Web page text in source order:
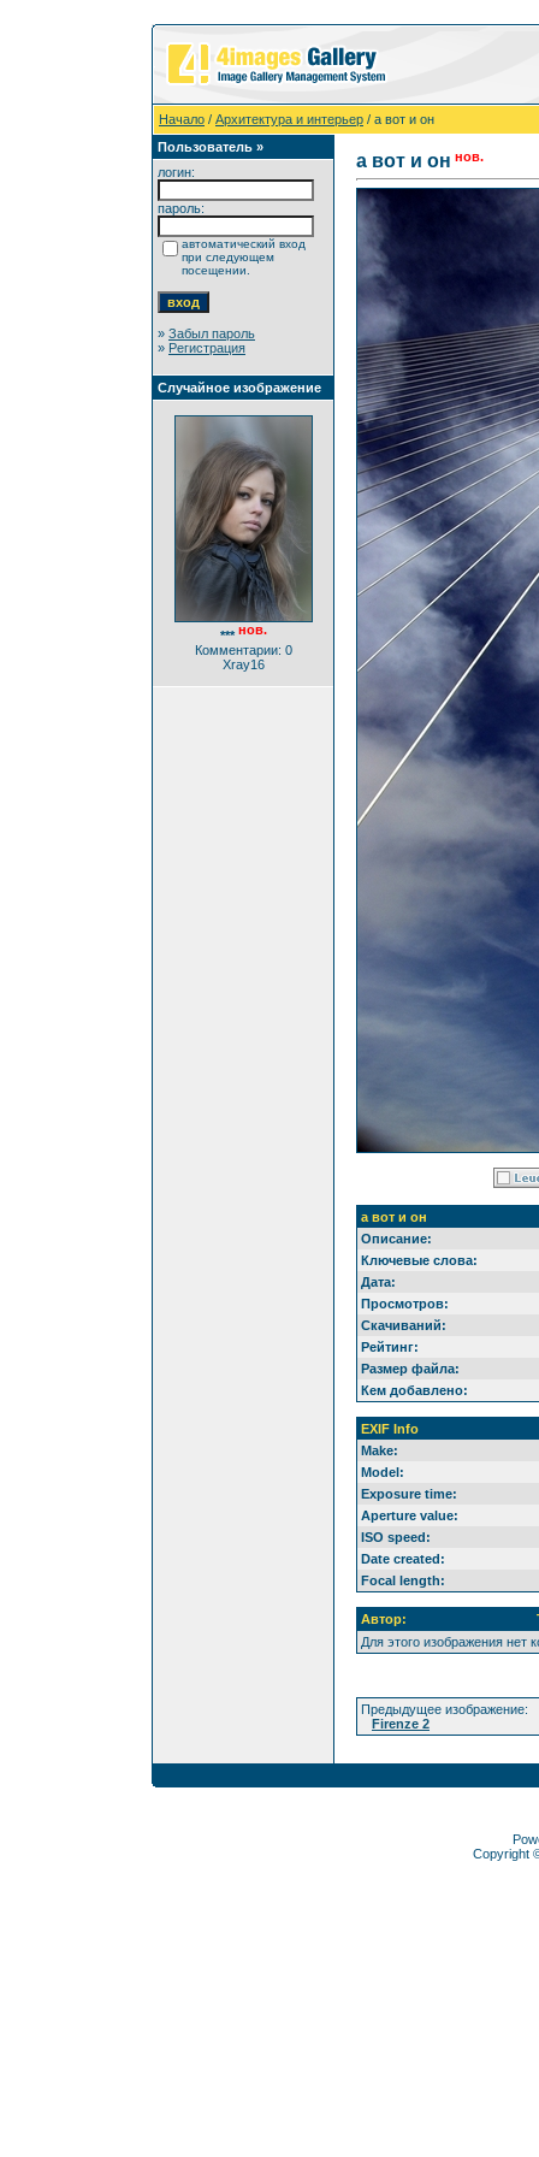
Начало / Архитектура и интерьер / а вот и он
Пользователь »
логин:
пароль:
автоматический вход
при следующем
посещении.
» Забыл пароль
» Регистрация
Случайное изображение
*** нов.
Комментарии: 0
Xray16
а вот и он нов.
а вот и он
Описание:
Ключевые слова:
Дата:
Просмотров:
Скачиваний:
Рейтинг:
Размер файла:
Кем добавлено:
EXIF Info
Make:
Model:
Exposure time:
Aperture value:
ISO speed:
Date created:
Focal length:
Автор:
Для этого изображения нет
Предыдущее изображение:
Firenze 2
Copyright